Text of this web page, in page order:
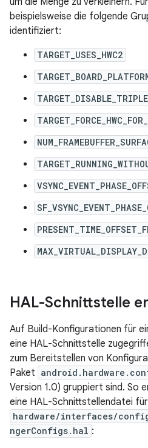
beispielsweise die folgende
identifiziert:
TARGET_USES_HWC2
HAL-Schnittstelle
Auf Build-Konfigurationen für
eine HAL-Schnittstelle
zum Bereitstellen von
Paket
Version 1.0) gruppiert sind. So
eine HAL-Schnittstellendatei für
hardware/interfaces/
ngerConfigs.hal :